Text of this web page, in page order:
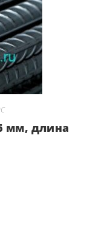
мм, длина